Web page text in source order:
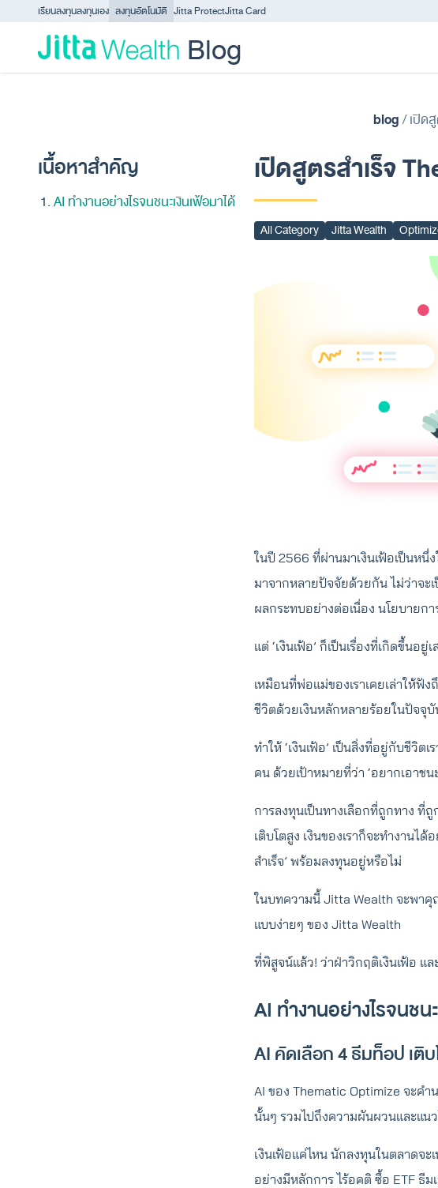
Skip to content - ข้ามไปที่เนื้อหา
เรียนลงทุนลงทุนเอง ลงทุนอัตโนมัติ Jitta ProtectJitta Card
Blog
blog/เปิด
เนื้อหาสำคัญ
AI ทำงานอย่างไรจนชนะเงินเฟ้อมาได้
เปิดสูตรสำเร็จ
All Category Jitta Wealth
ในปี 2566 ที่ผ่านมาเงินเฟ้อเป็นหนึ่
มาจากหลายปัจจัยด้วยกัน ไม่ว่าจะ
ผลกระทบอย่างต่อเนื่อง นโยบายก
แต่ ‘เงินเฟ้อ’ ก็เป็นเรื่องที่เกิดขึ้นอ
เหมือนที่พ่อแม่ของเราเคยเล่าให้ฟั
ชีวิตด้วยเงินหลักหลายร้อยในปัจจุ
ทำให้ ‘เงินเฟ้อ’ เป็นสิ่งที่อยู่กับชีวิ
คน ด้วยเป้าหมายที่ว่า ‘อยากเอาชน
การลงทุนเป็นทางเลือกที่ถูกทาง ที่
เติบโตสูง เงินของเราก็จะทำงานไ
สำเร็จ’ พร้อมลงทุนอยู่หรือไม่
ในบทความนี้ Jitta Wealth จะพาคุ
แบบง่ายๆ ของ Jitta Wealth
ที่พิสูจน์แล้ว! ว่าฝ่าวิกฤติเงินเฟ้อ แ
AI ทำงานอย่างไรจนชน
AI คัดเลือก 4 ธีมท็อป เติ
AI ของ Thematic Optimize จะค
นั้นๆ รวมไปถึงความผันผวนและแน
เงินเฟ้อแค่ไหน นักลงทุนในตลาดจะ
อย่างมีหลักการ ไร้อคติ ซื้อ ETF ธีม